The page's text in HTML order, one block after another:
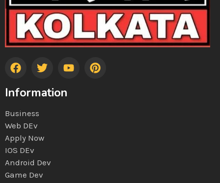
Information
Business
Web DEv
Apply Now
IOS DEv
Android Dev
Game Dev